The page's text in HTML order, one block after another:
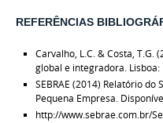
REFERÊNCIAS
Carvalho, L.C. & Costa, T.G.
global e integradora. Lisboa:
SEBRAE (2014) Relatório
Pequena Empresa.
http://www.sebrae.com.br/